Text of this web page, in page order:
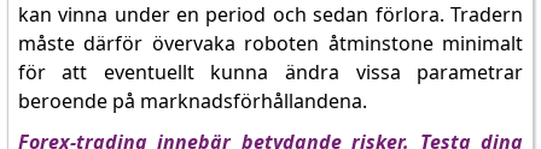
kan vinna under en period och sedan förlora. Tradern
måste därför övervaka roboten åtminstone minimalt
för att eventuellt kunna ändra vissa parametrar
beroende på marknadsförhållandena.
Forex-trading innebär betydande risker. Testa dina